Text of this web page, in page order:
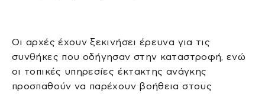
Οι αρχές έχουν ξεκινήσει έρευνα για τις
συνθήκες που οδήγησαν στην καταστροφή, ενώ
οι τοπικές υπηρεσίες έκτακτης ανάγκης
προσπαθούν να παρέχουν βοήθεια στους